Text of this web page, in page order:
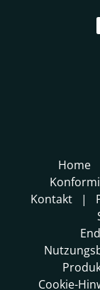
Home
Kontakt
Cookie-